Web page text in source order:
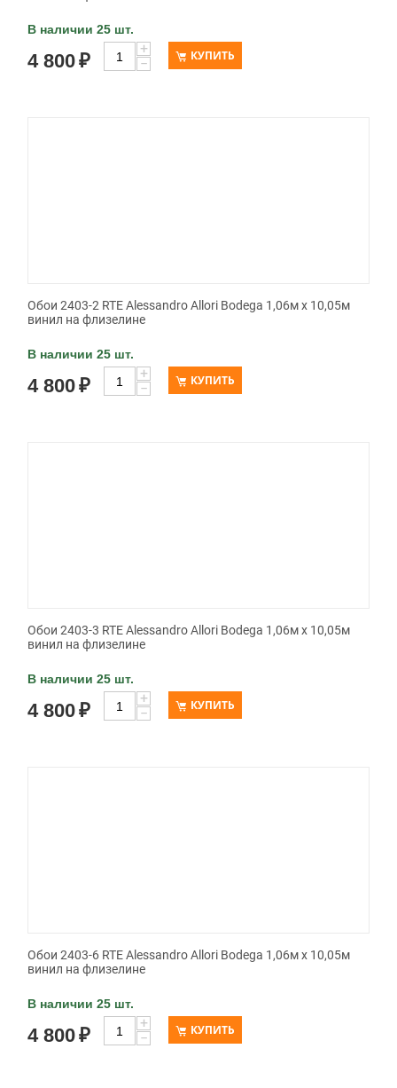
В наличии 25 шт.
4 800₽
+
−
КУПИТЬ
Обои 2403-2 RTE Alessandro Allori Bodega 1,06м х 10,05м
винил на флизелине
В наличии 25 шт.
4 800₽
+
−
КУПИТЬ
Обои 2403-3 RTE Alessandro Allori Bodega 1,06м х 10,05м
винил на флизелине
В наличии 25 шт.
4 800₽
+
−
КУПИТЬ
Обои 2403-6 RTE Alessandro Allori Bodega 1,06м х 10,05м
винил на флизелине
В наличии 25 шт.
4 800₽
+
−
КУПИТЬ